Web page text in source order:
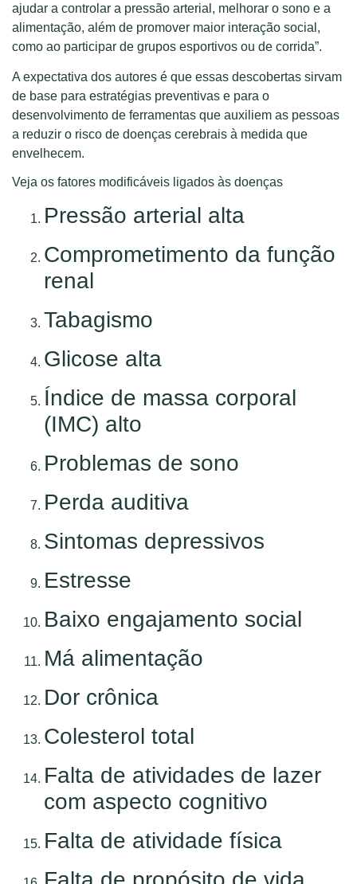
ajudar a controlar a pressão arterial, melhorar o sono e a
alimentação, além de promover maior interação social,
como ao participar de grupos esportivos ou de corrida”.
A expectativa dos autores é que essas descobertas sirvam
de base para estratégias preventivas e para o
desenvolvimento de ferramentas que auxiliem as pessoas
a reduzir o risco de doenças cerebrais à medida que
envelhecem.
Veja os fatores modificáveis ligados às doenças
Pressão arterial alta
Comprometimento da função
renal
Tabagismo
Glicose alta
Índice de massa corporal
(IMC) alto
Problemas de sono
Perda auditiva
Sintomas depressivos
Estresse
Baixo engajamento social
Má alimentação
Dor crônica
Colesterol total
Falta de atividades de lazer
com aspecto cognitivo
Falta de atividade física